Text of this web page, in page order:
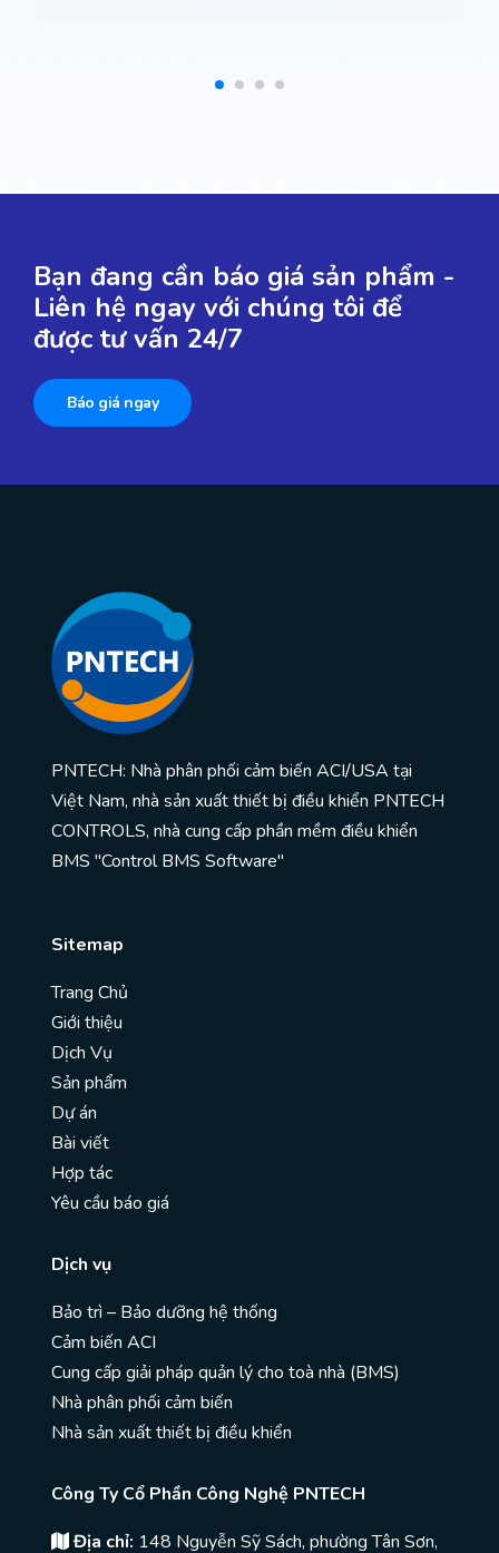
Bạn đang cần báo giá sản phẩm -
Liên hệ ngay với chúng tôi để
được tư vấn 24/7
Báo giá ngay
PNTECH: Nhà phân phối cảm biến ACI/USA tại
Việt Nam, nhà sản xuất thiết bị điều khiển PNTECH
CONTROLS, nhà cung cấp phần mềm điều khiển
BMS "Control BMS Software"
Sitemap
Trang Chủ
Giới thiệu
Dịch Vụ
Sản phẩm
Dự án
Bài viết
Hợp tác
Yêu cầu báo giá
Dịch vụ
Bảo trì – Bảo dưỡng hệ thống
Cảm biến ACI
Cung cấp giải pháp quản lý cho toà nhà (BMS)
Nhà phân phối cảm biến
Nhà sản xuất thiết bị điều khiển
Công Ty Cổ Phần Công Nghệ PNTECH
Địa chỉ: 148 Nguyễn Sỹ Sách, phường Tân Sơn,